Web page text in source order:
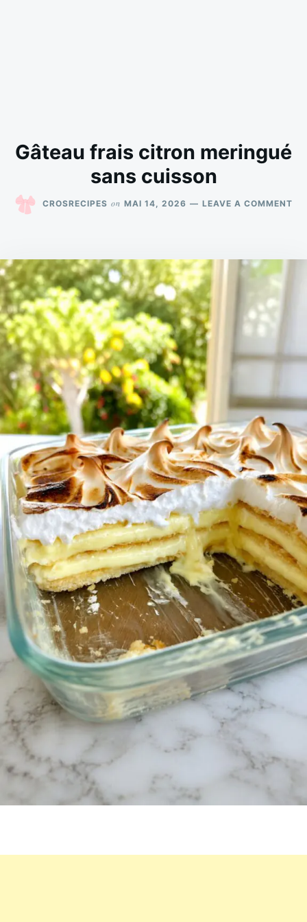
Gâteau frais citron meringué
sans cuisson
CROSRECIPES on MAI 14, 2026 LEAVE A COMMENT